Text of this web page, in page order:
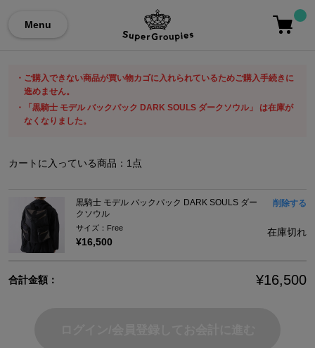
Menu
ご購入できない商品が買い物カゴに入れられているためご購入手続きに
進めません。
「黒騎士 モデル バックパック DARK SOULS ダークソウル」 は在庫が
なくなりました。
カートに入っている商品： 1 点
黒騎士 モデル バックパック DARK SOULS ダー
クソウル
サイズ：Free
¥16,500
削除する
在庫切れ
合計金額： ¥16,500